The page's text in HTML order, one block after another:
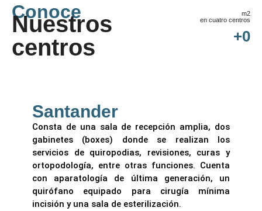
Conoce
Nuestros
centros
m2
en cuatro centros
+0
Santander
Consta de una sala de recepción amplia, dos
gabinetes (boxes) donde se realizan los
servicios de quiropodias, revisiones, curas y
ortopodología, entre otras funciones. Cuenta
con aparatología de última generación, un
quirófano equipado para cirugía mínima
incisión y una sala de esterilización.